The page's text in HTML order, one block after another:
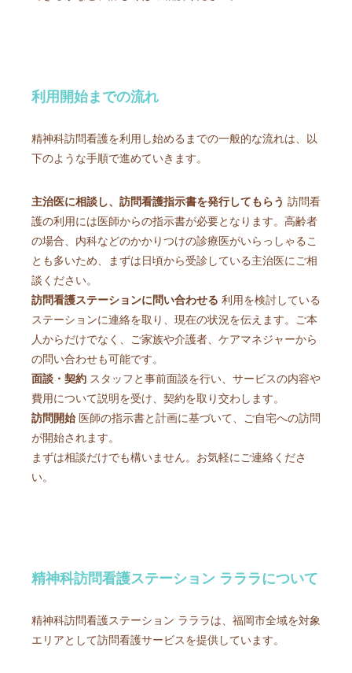
利用開始までの流れ
精神科訪問看護を利用し始めるまでの一般的な流れは、以
下のような手順で進めていきます。
主治医に相談し、訪問看護指示書を発行してもらう 訪問看
護の利用には医師からの指示書が必要となります。高齢者
の場合、内科などのかかりつけの診療医がいらっしゃるこ
とも多いため、まずは日頃から受診している主治医にご相
談ください。
訪問看護ステーションに問い合わせる 利用を検討している
ステーションに連絡を取り、現在の状況を伝えます。ご本
人からだけでなく、ご家族や介護者、ケアマネジャーから
の問い合わせも可能です。
面談・契約 スタッフと事前面談を行い、サービスの内容や
費用について説明を受け、契約を取り交わします。
訪問開始 医師の指示書と計画に基づいて、ご自宅への訪問
が開始されます。
まずは相談だけでも構いません。お気軽にご連絡くださ
い。
精神科訪問看護ステーション ラララについて
精神科訪問看護ステーション ラララは、福岡市全域を対象
エリアとして訪問看護サービスを提供しています。